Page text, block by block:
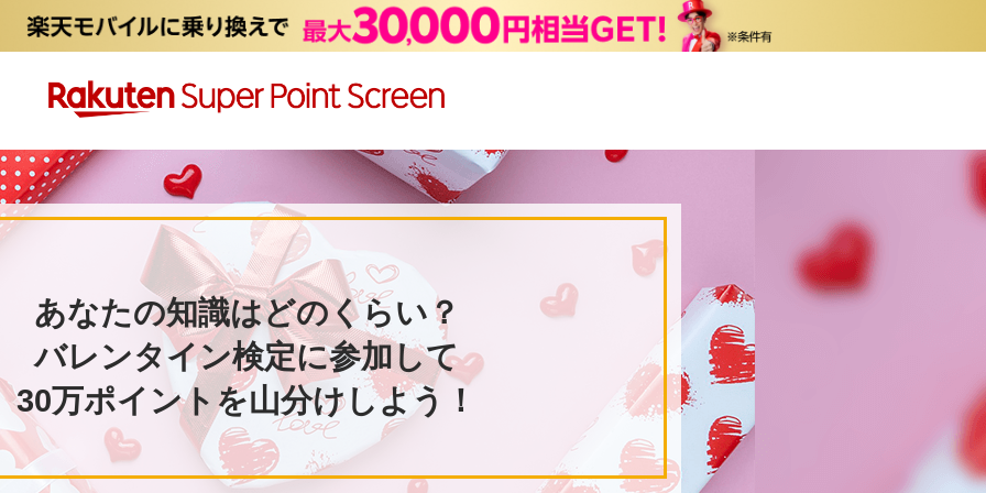
あなたの知識はどのくらい？
バレンタイン検定に参加して
30万ポイントを山分けしよう！